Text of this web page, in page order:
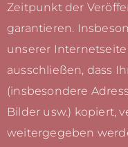
Zeitpunkt der
garantieren.
unserer
ausschließen, dass
(insbesondere
Bilder usw.) kopiert,
weitergegeben